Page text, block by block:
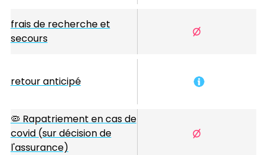
frais de recherche et
secours
retour anticipé
🦠 Rapatriement en cas de
covid (sur décision de
l'assurance)